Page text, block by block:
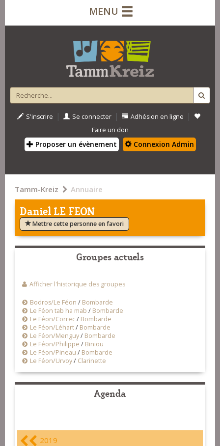
MENU
S'inscrire | Se connecter | Adhésion en ligne |
Faire un don
Proposer un évènement Connexion Admin
Tamm-Kreiz Annuaire
Daniel LE FEON
Mettre cette personne en favori
Groupes actuels
Afficher l'historique des groupes
Bodros/Le Féon / Bombarde
Le Féon tab ha mab / Bombarde
Le Féon/Correc/ Bombarde
Le Féon/Léhart/ Bombarde
Le Féon/Menguy/ Bombarde
Le Féon/Philippe / Biniou
Le Féon/Pineau / Bombarde
Le Féon/Urvoy/ Clarinette
Agenda
2019